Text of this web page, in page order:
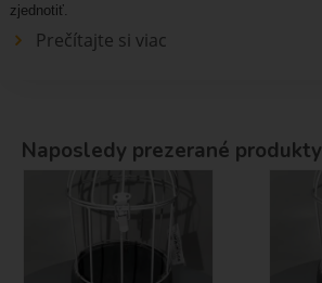
zjednotiť.
Prečítajte si viac
Naposledy prezerané produkty